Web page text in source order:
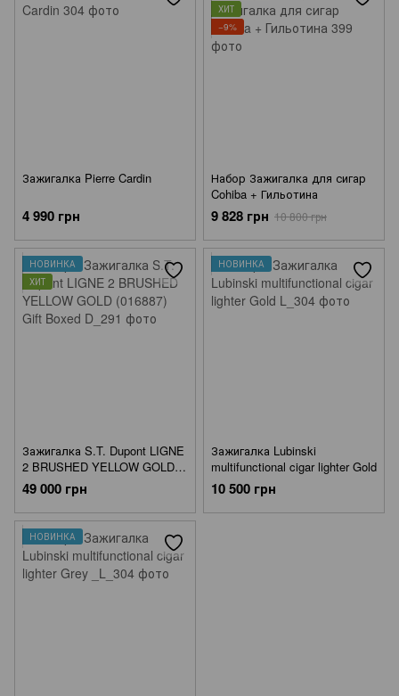
Зажигалка Pierre Cardin
4 990 грн
ХИТ
−9%
Набор Зажигалка для сигар
Cohiba + Гильотина
9 828 грн 10 800 грн
НОВИНКА
ХИТ
Зажигалка S.T. Dupont LIGNE
2 BRUSHED YELLOW GOLD
(016887) Gift Boxed
49 000 грн
НОВИНКА
Зажигалка Lubinski
multifunctional cigar lighter Gold
10 500 грн
НОВИНКА